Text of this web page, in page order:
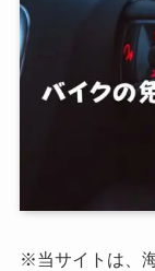
※当サイトは、